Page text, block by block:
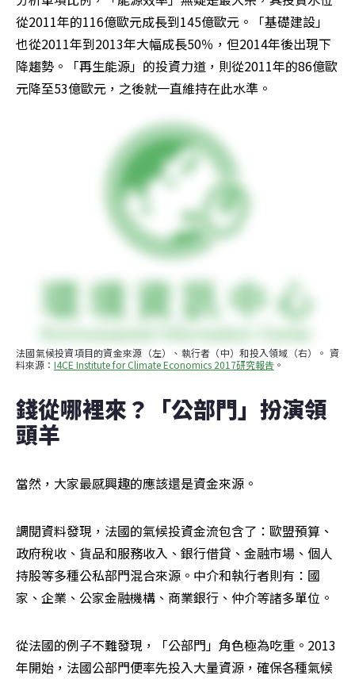
從2011年的116億歐元成長到145億歐元。「基礎建設」
也從2011年到2013年大幅成長50％，但2014年後出現下
降趨勢。「再生能源」的投資力道，則從2011年的86億歐
元降至53億歐元，之後就一直維持在此水準。
法國氣候投資項目的資金來源（左）、執行者（中）和投入領域（右）。 資
料來源： I4CE Institute for Climate Economics 2017研究報告 。
錢從哪裡來？「公部門」扮演領
頭羊
當然，大家最感興趣的應該還是資金來源。
調閱資料發現，法國的氣候投資金流包含了：歐盟預算、
政府稅收、貨品和服務收入、銀行借貸、金融市場、個人
持股等多種公私部門混合來源。中介和執行者則有：國
家、企業、公家金融機構、商業銀行、仲介等諸多單位。
從法國的例子不難發現，「公部門」角色極為吃重。2013
年開始，法國公部門便率先投入大量資源，確保各種氣候